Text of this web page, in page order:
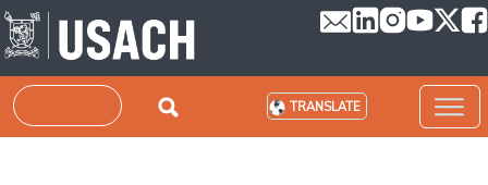
Skip to main content
Search TRANSLATE